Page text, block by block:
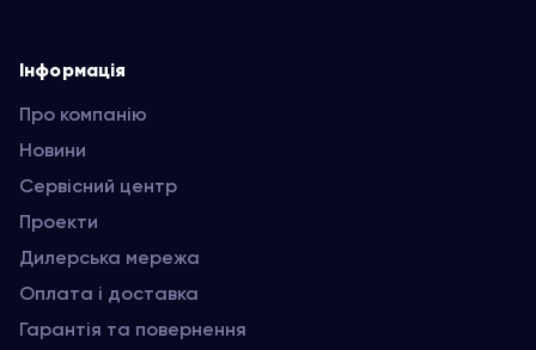
Інформація
Про компанію
Новини
Сервісний центр
Проекти
Дилерська мережа
Оплата і доставка
Гарантія та повернення